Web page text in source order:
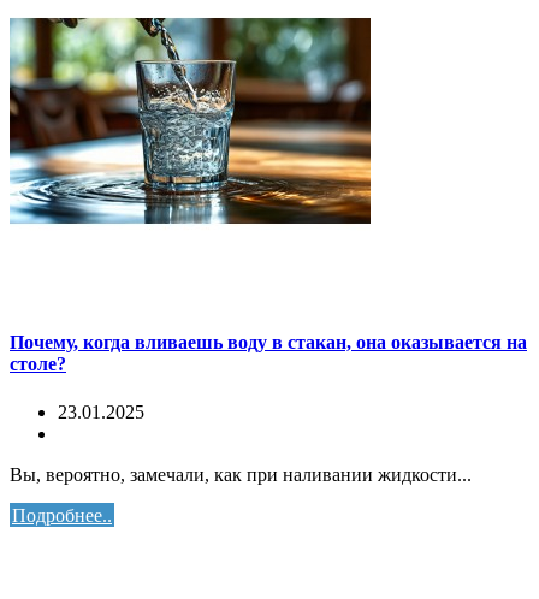
Почему, когда вливаешь воду в стакан, она оказывается на
столе?
23.01.2025
Вы, вероятно, замечали, как при наливании жидкости...
Подробнее..